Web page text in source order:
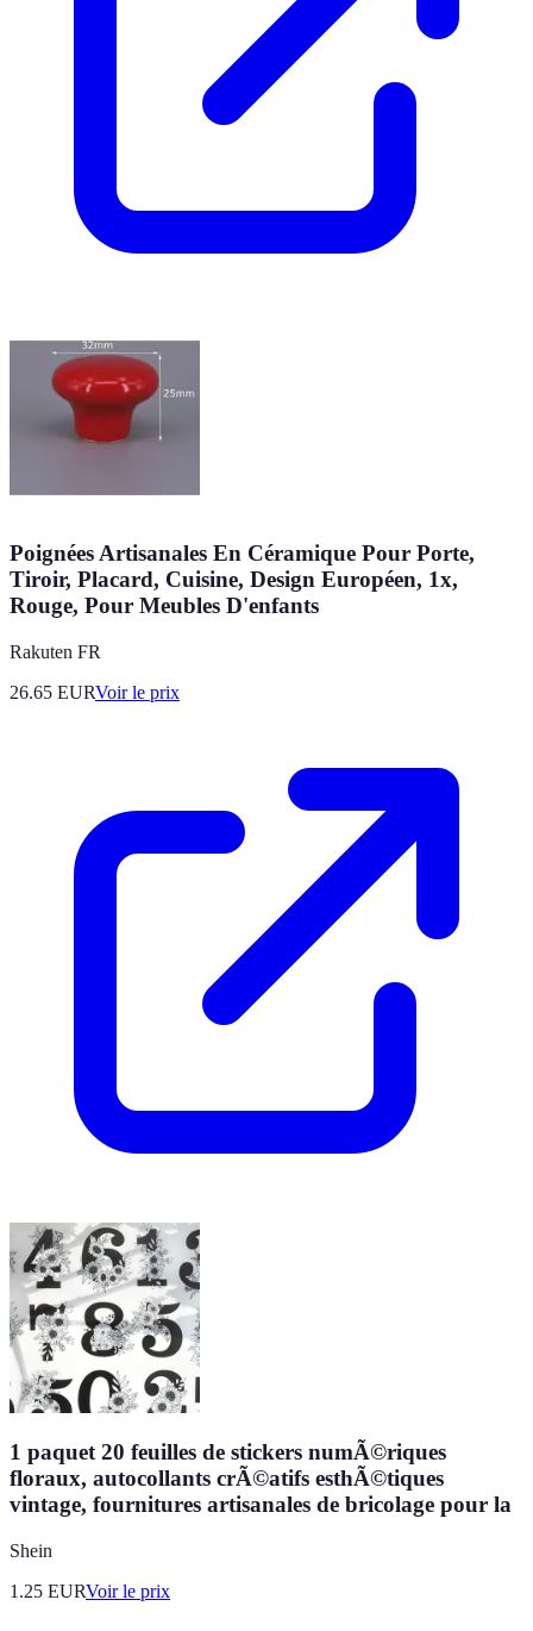
Poignées Artisanales En Céramique Pour Porte,
Tiroir, Placard, Cuisine, Design Européen, 1x,
Rouge, Pour Meubles D'enfants
Rakuten FR
26.65 EURVoir le prix
1 paquet 20 feuilles de stickers numÃ©riques
floraux, autocollants crÃ©atifs esthÃ©tiques
vintage, fournitures artisanales de bricolage pour la
Shein
1.25 EURVoir le prix